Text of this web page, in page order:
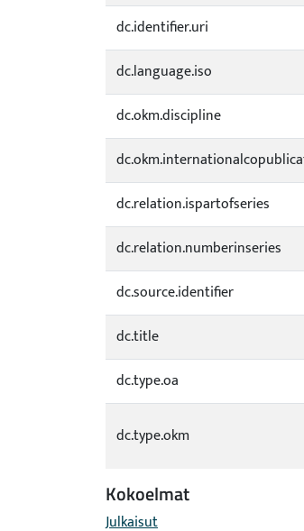
dc.identifier.uri
dc.language.iso
dc.okm.discipline
dc.relation.ispartofseries
dc.relation.numberinseries
dc.source.identifier
dc.title
dc.type.oa
dc.type.okm
Kokoelmat
Julkaisut